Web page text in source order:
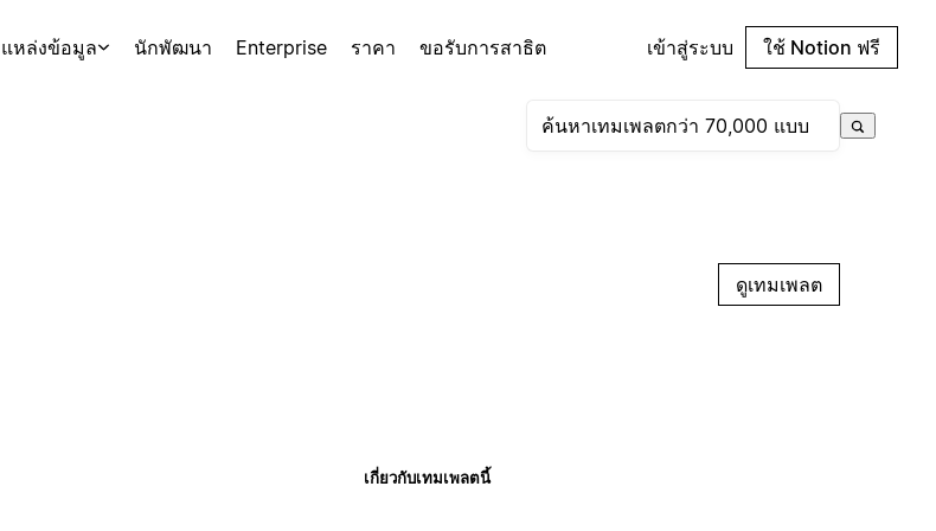
แหล่งข้อมูล นักพัฒนา Enterprise ราคา ขอรับการสาธิต เข้าสู่ระบบ ใช้ Notion ฟรี
ดูเทมเพลต
เกี่ยวกับเทมเพลตนี้